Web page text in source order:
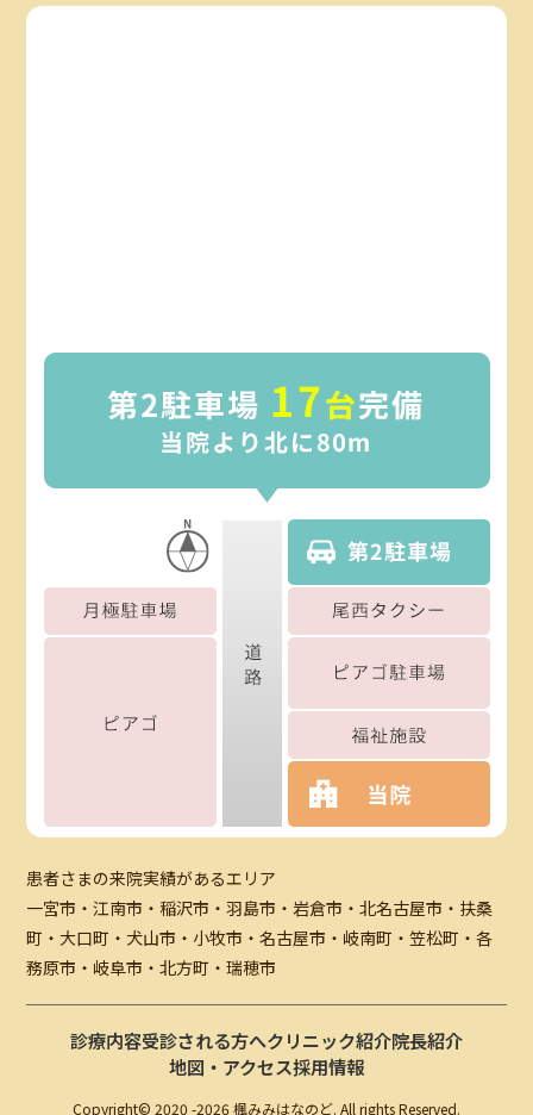
患者さまの来院実績があるエリア
一宮市・江南市・稲沢市・羽島市・岩倉市・北名古屋市・扶桑
町・大口町・犬山市・小牧市・名古屋市・岐南町・笠松町・各
務原市・岐阜市・北方町・瑞穂市
診療内容受診される方へクリニック紹介院長紹介
地図・アクセス採用情報
Copyright© 2020 -2026 楓みみはなのど. All rights Reserved.